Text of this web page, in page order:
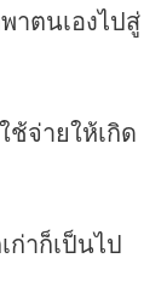
าตนเองไปสู่
ายให้เกิด
ก็เป็นไป